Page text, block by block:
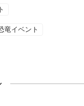
竜イベント